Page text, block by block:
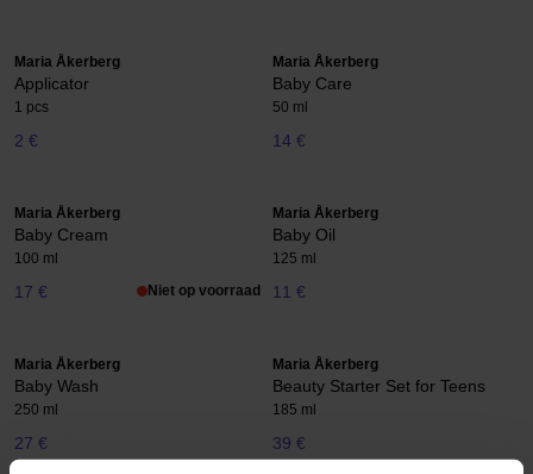
Maria Åkerberg
Applicator
1 pcs
2 €
Maria Åkerberg
Baby Care
50 ml
14 €
Maria Åkerberg
Baby Cream
100 ml
17 € Niet op voorraad
Maria Åkerberg
Baby Oil
125 ml
11 €
Maria Åkerberg
Baby Wash
250 ml
27 €
Maria Åkerberg
Beauty Starter Set for Teens
185 ml
39 €